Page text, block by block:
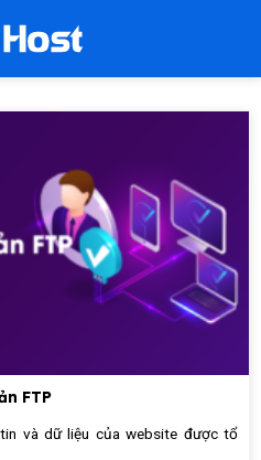
FTP
và dữ liệu của website được tổ